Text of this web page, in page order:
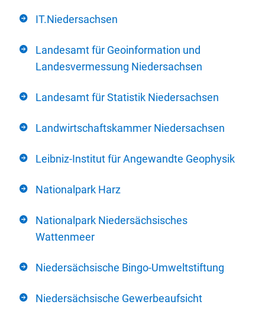
IT.Niedersachsen
Landesamt für Geoinformation und
Landesvermessung Niedersachsen
Landesamt für Statistik Niedersachsen
Landwirtschaftskammer Niedersachsen
Leibniz-Institut für Angewandte Geophysik
Nationalpark Harz
Nationalpark Niedersächsisches
Wattenmeer
Niedersächsische Bingo-Umweltstiftung
Niedersächsische Gewerbeaufsicht